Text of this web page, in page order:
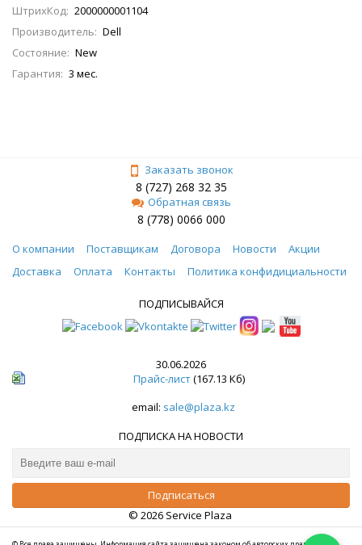
ШтрихКод: 2000000001104
Производитель: Dell
Состояние: New
Гарантия: 3 мес.
Заказать звонок
8 (727) 268 32 35
Обратная связь
8 (778) 0066 000
О компании Поставщикам Договора Новости
Акции
Доставка
Оплата Контакты Политика конфидициальности
ПОДПИСЫВАЙСЯ
30.06.2026
Прайс-лист(167.13 Кб)
email: sale@plaza.kz
ПОДПИСКА НА НОВОСТИ
© 2026 Service Plaza